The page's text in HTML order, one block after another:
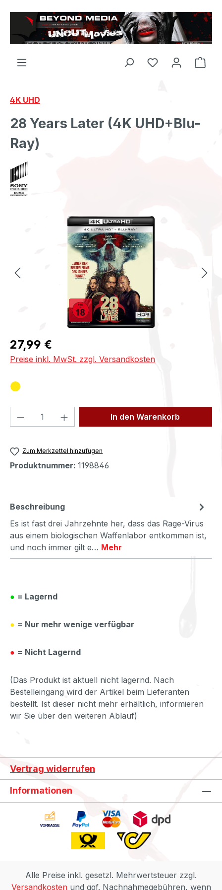
Zum Hauptinhalt springen
4K UHD
28 Years Later (4K UHD+Blu-
Ray)
Bildergalerie überspringen
Regulärer Preis:
27,99 €
Preise inkl. MwSt. zzgl. Versandkosten
Produkt Anzahl: Gib denIn den Warenkorb
Zum Merkzettel hinzufügen
Produktnummer: 1198846
Beschreibung
Es ist fast drei Jahrzehnte her, dass das Rage-Virus
aus einem biologischen Waffenlabor entkommen ist,
und noch immer gilt e… Mehr
● = Lagernd
● = Nur mehr wenige verfügbar
● = Nicht Lagernd
(Das Produkt ist aktuell nicht lagernd. Nach
Bestelleingang wird der Artikel beim Lieferanten
bestellt. Ist dieser nicht mehr erhältlich, informieren
wir Sie über den weiteren Ablauf)
Vertrag widerrufen
Informationen
Alle Preise inkl. gesetzl. Mehrwertsteuer zzgl.
Versandkostenund ggf. Nachnahmegebühren, wenn